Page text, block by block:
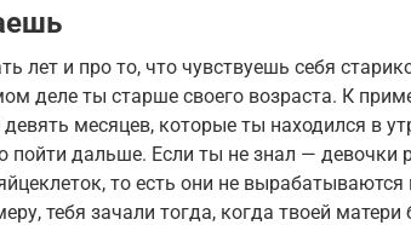
лет и про то, что чувствуешь себя
деле ты старше своего возраста. К
месяцев, которые ты находился в
пойти дальше. Если ты не знал — девочки
то есть они не вырабатываются
тебя зачали тогда, когда твоей матери